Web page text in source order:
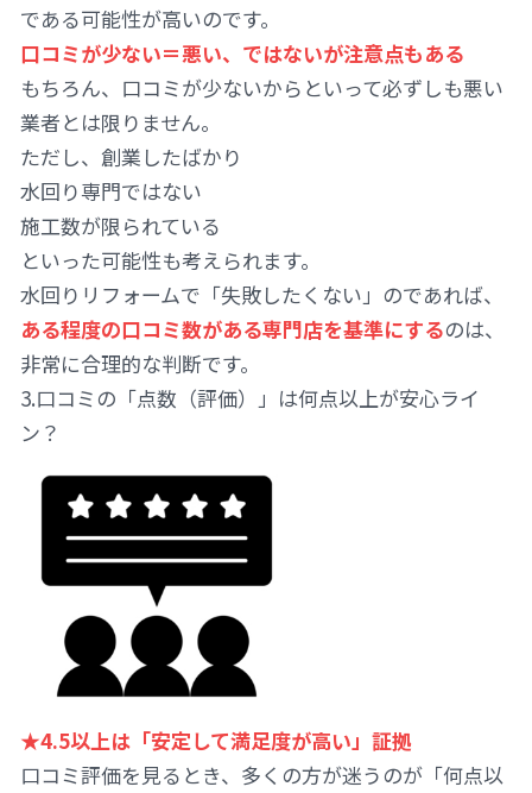
である可能性が高いのです。
口コミが少ない＝悪い、ではないが注意点もある
もちろん、口コミが少ないからといって必ずしも悪い
業者とは限りません。
ただし、創業したばかり
水回り専門ではない
施工数が限られている
といった可能性も考えられます。
水回りリフォームで「失敗したくない」のであれば、
ある程度の口コミ数がある専門店を基準にするのは、
非常に合理的な判断です。
3.口コミの「点数（評価）」は何点以上が安心ライ
ン？
★4.5以上は「安定して満足度が高い」証拠
口コミ評価を見るとき、多くの方が迷うのが「何点以